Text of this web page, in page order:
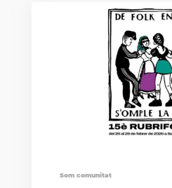
Som comunitat